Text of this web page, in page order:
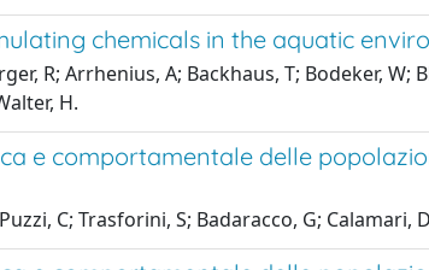
chemicals in the aquatic
R; Arrhenius, A; Backhaus, T; Bodeker,
H.
e comportamentale delle
C; Trasforini, S; Badaracco, G; Calamari,